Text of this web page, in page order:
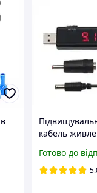
кабель
з
5.5x2.1мм
Готово до